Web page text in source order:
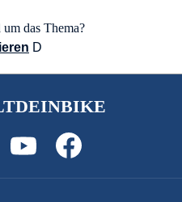
das Thema?